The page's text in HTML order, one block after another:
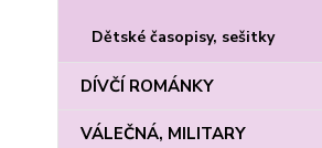
Dětské časopisy, sešitky
DÍVČÍ ROMÁNKY
VÁLEČNÁ, MILITARY